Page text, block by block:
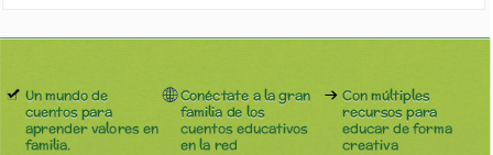
Un mundo de
cuentos para
aprender valores en
familia.
Conéctate a la gran
familia de los
cuentos educativos
en la red
Con múltiples
recursos para
educar de forma
creativa